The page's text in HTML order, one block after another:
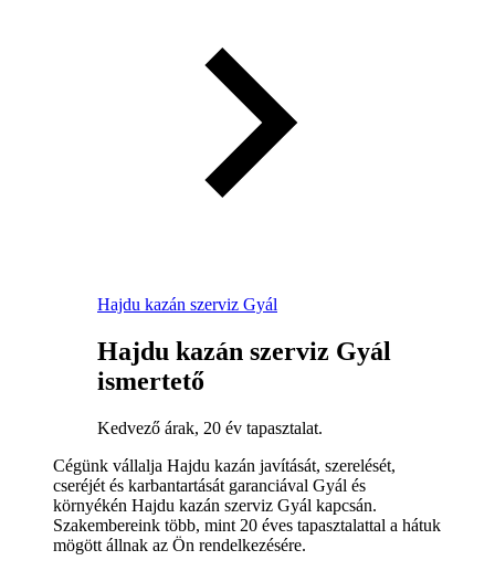
Hajdu kazán szerviz Gyál
Hajdu kazán szerviz Gyál
ismertető
Kedvező árak, 20 év tapasztalat.
Cégünk vállalja Hajdu kazán javítását, szerelését,
cseréjét és karbantartását garanciával Gyál és
környékén Hajdu kazán szerviz Gyál kapcsán.
Szakembereink több, mint 20 éves tapasztalattal a hátuk
mögött állnak az Ön rendelkezésére.